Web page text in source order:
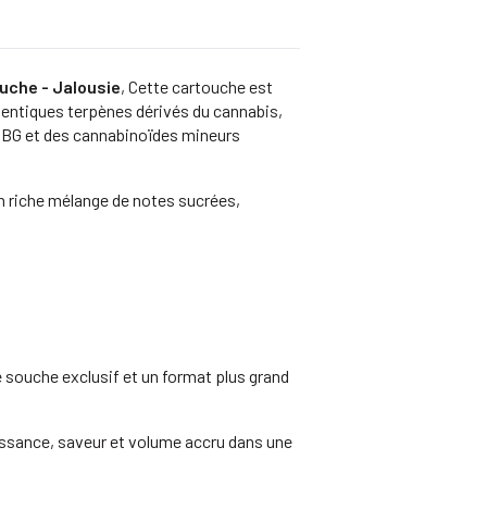
- Jalousie, Cette cartouche est
terpènes dérivés du cannabis,
et des cannabinoïdes mineurs
mélange de notes sucrées,
exclusif et un format plus grand
saveur et volume accru dans une